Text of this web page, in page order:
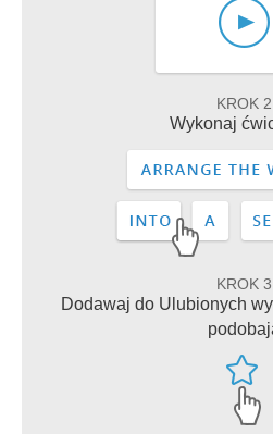
KROK 2
Wykonaj
KROK 3
Dodawaj do Ulubionych